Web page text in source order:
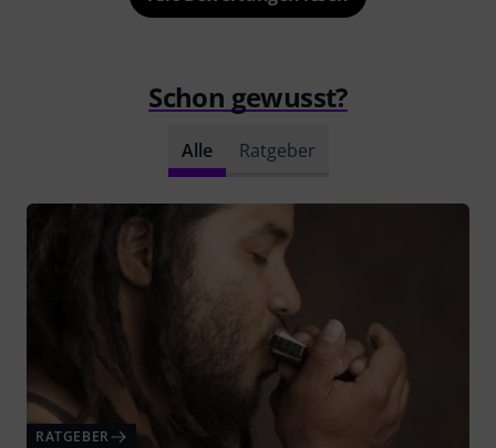
Schon gewusst?
Alle Ratgeber
RATGEBER